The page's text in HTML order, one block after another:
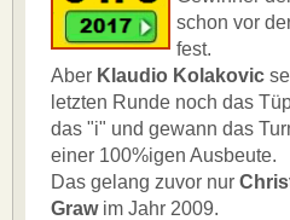
schon vor
fest.
Aber Klaudio Kolakovic
letzten Runde noch das
das "i" und gewann das
einer 100%igen Ausbeute.
Das gelang zuvor nur
Grawim Jahr 2009.